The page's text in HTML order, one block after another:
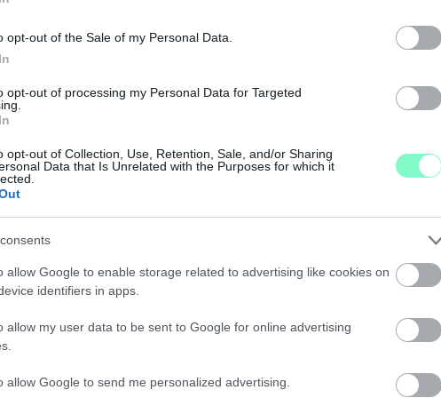
opt-out of the Sale of my Personal Data.
opt-out of processing my Personal Data for Targeted
opt-out of Collection, Use, Retention, Sale, and/or Sharing
Data that Is Unrelated with the Purposes for which it
allow Google to enable storage related to advertising like cookies on
identifiers in apps.
allow my user data to be sent to Google for online advertising
allow Google to send me personalized advertising.
PEDOFIL-BOTRÁNY KAPCSÁN PARLAMENTI
azokkal a hatóságokhoz kellene fordulnia.
A TISZA A FIDESZ ELŐTT
a kormánypárt, annak ellenére, hogy nyáron kicsit
CSALÁSÉRT
AMELYEK KARÁCSONYRA IS IGAZAK